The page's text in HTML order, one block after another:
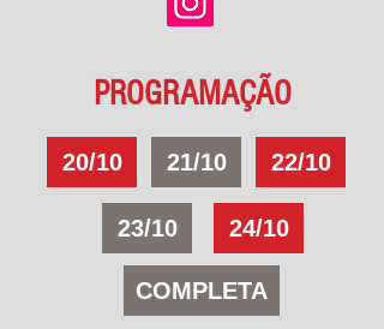
PROGRAMAÇÃO
20/10 21/10 22/10
23/10 24/10
COMPLETA